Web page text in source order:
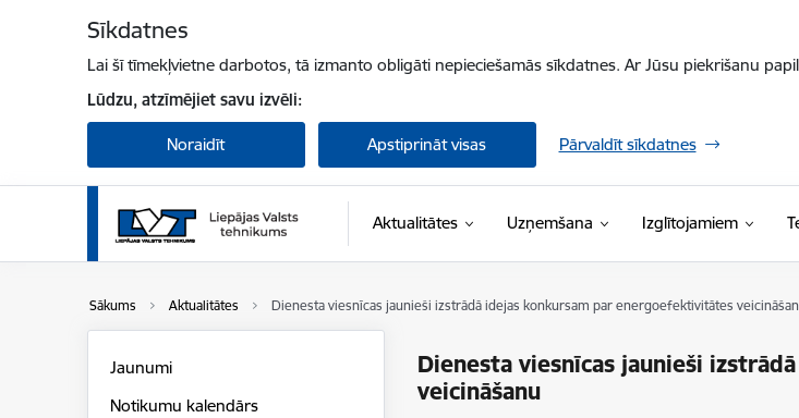
Sīkdatnes
Lai šī tīmekļvietne darbotos, tā izmanto obligāti nepieciešamās sīkdatnes. Ar Jūsu piekrišanu
Lūdzu, atzīmējiet savu izvēli:
Noraidīt Apstiprināt visas Pārvaldīt sīkdatnes
Aktualitātes Uzņemšana Izglītojamiem
Sākums Aktualitātes Dienesta viesnīcas jaunieši izstrādā idejas konkursam par energoefektivitātes
Dienesta viesnīcas jaunieši
veicināšanu
Jaunumi
Notikumu kalendārs